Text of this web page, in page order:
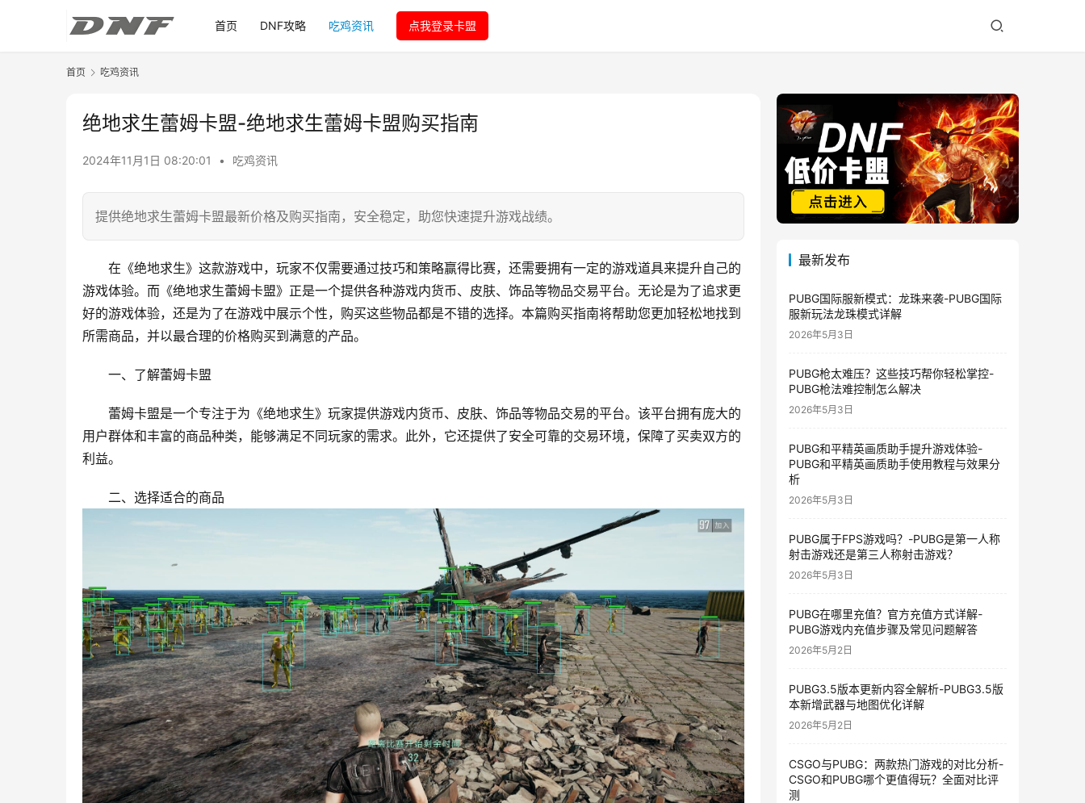
首页 DNF攻略 吃鸡资讯 点我登录卡盟
首页 吃鸡资讯
绝地求生蕾姆卡盟-绝地求生蕾姆卡盟购买指南
2024年11月1日 08:20:01 • 吃鸡资讯
提供绝地求生蕾姆卡盟最新价格及购买指南，安全稳定，助您快速提升游戏战绩。
在《绝地求生》这款游戏中，玩家不仅需要通过技巧和策略赢得比赛，还需要拥有一定的游戏道具来提升自己的
游戏体验。而《绝地求生蕾姆卡盟》正是一个提供各种游戏内货币、皮肤、饰品等物品交易平台。无论是为了追求更
好的游戏体验，还是为了在游戏中展示个性，购买这些物品都是不错的选择。本篇购买指南将帮助您更加轻松地找到
所需商品，并以最合理的价格购买到满意的产品。
一、了解蕾姆卡盟
蕾姆卡盟是一个专注于为《绝地求生》玩家提供游戏内货币、皮肤、饰品等物品交易的平台。该平台拥有庞大的
用户群体和丰富的商品种类，能够满足不同玩家的需求。此外，它还提供了安全可靠的交易环境，保障了买卖双方的
利益。
二、选择适合的商品
最新发布
PUBG国际服新模式：龙珠来袭-PUBG国际
服新玩法龙珠模式详解
2026年5月3日
PUBG枪太难压？这些技巧帮你轻松掌控-
PUBG枪法难控制怎么解决
2026年5月3日
PUBG和平精英画质助手提升游戏体验-
PUBG和平精英画质助手使用教程与效果分
析
2026年5月3日
PUBG属于FPS游戏吗？-PUBG是第一人称
射击游戏还是第三人称射击游戏？
2026年5月3日
PUBG在哪里充值？官方充值方式详解-
PUBG游戏内充值步骤及常见问题解答
2026年5月2日
PUBG3.5版本更新内容全解析-PUBG3.5版
本新增武器与地图优化详解
2026年5月2日
CSGO与PUBG：两款热门游戏的对比分析-
CSGO和PUBG哪个更值得玩？全面对比评
测